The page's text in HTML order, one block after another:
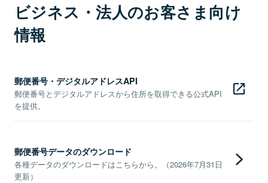
ビジネス・法人のお客さま向け
情報
郵便番号・デジタルアドレスAPI
郵便番号とデジタルアドレスから住所を取得できる公式API
を提供。
郵便番号データのダウンロード
各種データのダウンロードはこちらから。（2026年7月31日
更新）